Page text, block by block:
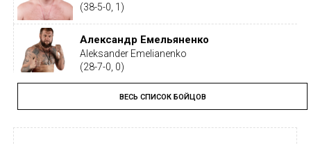
(38-5-0, 1)
Александр Емельяненко
Aleksander Emelianenko
(28-7-0, 0)
Тайрон Вудли
Tyron Woodley
(19-5-1, 0)
ВЕСЬ СПИСОК БОЙЦОВ